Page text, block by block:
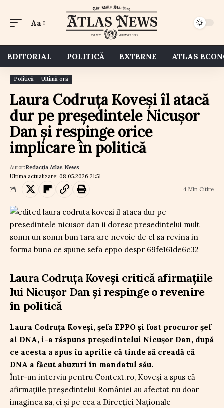
Aa
EDITORIAL POLITICĂ EXTERNE ATLAS
Politică Ultimă oră
Laura Codruța Koveși îl atacă
dur pe președintele Nicușor
Dan și respinge orice
implicare în politică
Ultima actualizare: 08.05.2026 21:51
Autor:Redacția Atlas News
4 Min Citire
Laura Codruța Koveși critică afirmațiile
lui Nicușor Dan și respinge o revenire
în politică
Laura Codruța Koveși, șefa EPPO și fost procuror șef
al DNA, i-a răspuns președintelui Nicușor Dan, după
ce acesta a spus în aprilie că tinde să creadă că
DNA a făcut abuzuri în mandatul său.
Într-un interviu pentru Context.ro, Koveși a spus că
afirmațiile președintelui României au afectat nu doar
imaginea sa, ci și pe cea a Direcției Naționale